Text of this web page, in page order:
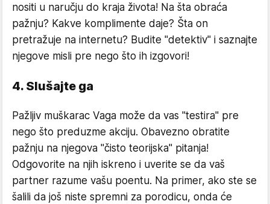
nositi u naručju do kraja života! Na šta obraća
pažnju? Kakve komplimente daje? Šta on
pretražuje na internetu? Budite "detektiv" i saznajte
njegove misli pre nego što ih izgovori!
4. Slušajte ga
Pažljiv muškarac Vaga može da vas "testira" pre
nego što preduzme akciju. Obavezno obratite
pažnju na njegova "čisto teorijska" pitanja!
Odgovorite na njih iskreno i uverite se da vaš
partner razume vašu poentu. Na primer, ako ste se
šalili da još niste spremni za porodicu, onda će